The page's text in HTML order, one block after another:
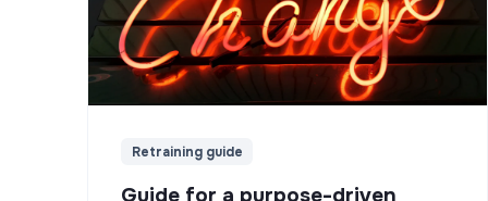
Retraining guide
Guide for a purpose-driven